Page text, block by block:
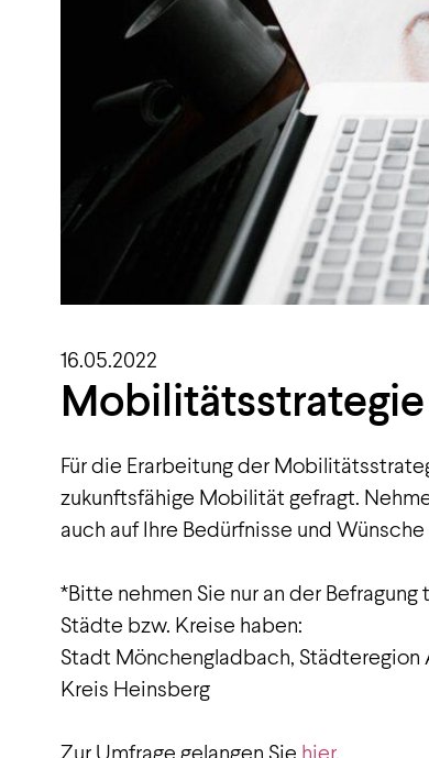
16.05.2022
Mobilitätsstrategie
Für die Erarbeitung der
zukunftsfähige Mobilität gefragt.
auch auf Ihre Bedürfnisse und
*Bitte nehmen Sie nur an der
Städte bzw. Kreise haben:
Stadt Mönchengladbach, Städteregion
Kreis Heinsberg
Zur Umfrage gelangen Sie hier.